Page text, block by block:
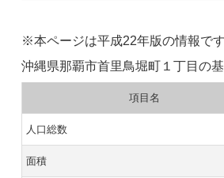
※本ページは平成22年版の情報で
沖縄県那覇市首里鳥堀町１丁目の
項目名
人口総数
面積